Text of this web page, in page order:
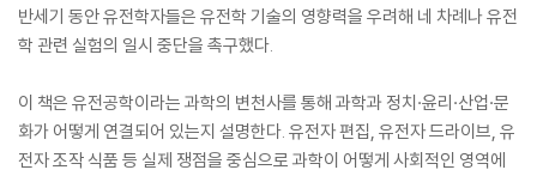
반세기 동안 유전학자들은 유전학 기술의 영향력을 우려해 네 차례나 유전
학 관련 실험의 일시 중단을 촉구했다.
이 책은 유전공학이라는 과학의 변천사를 통해 과학과 정치·윤리·산업·문
화가 어떻게 연결되어 있는지 설명한다. 유전자 편집, 유전자 드라이브, 유
전자 조작 식품 등 실제 쟁점을 중심으로 과학이 어떻게 사회적인 영역에